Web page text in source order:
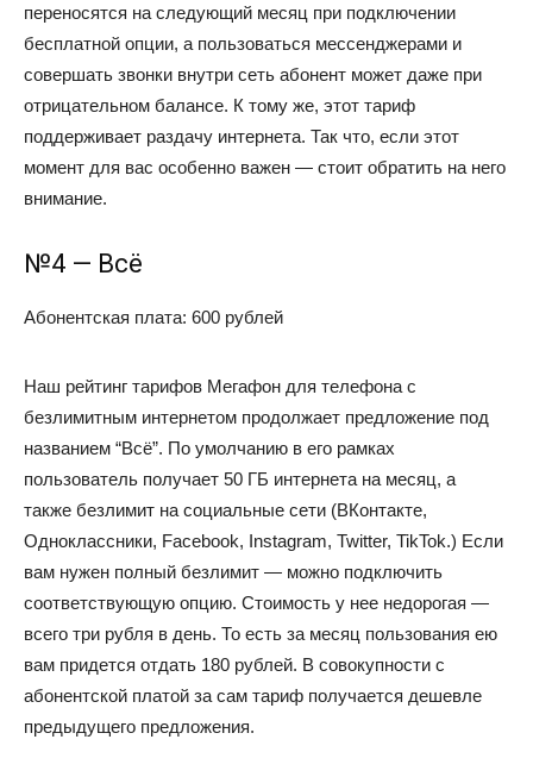
переносятся на следующий месяц при подключении
бесплатной опции, а пользоваться мессенджерами и
совершать звонки внутри сеть абонент может даже при
отрицательном балансе. К тому же, этот тариф
поддерживает раздачу интернета. Так что, если этот
момент для вас особенно важен — стоит обратить на него
внимание.
№4 — Всё
Абонентская плата: 600 рублей
Наш рейтинг тарифов Мегафон для телефона с
безлимитным интернетом продолжает предложение под
названием “Всё”. По умолчанию в его рамках
пользователь получает 50 ГБ интернета на месяц, а
также безлимит на социальные сети (ВКонтакте,
Одноклассники, Facebook, Instagram, Twitter, TikTok.) Если
вам нужен полный безлимит — можно подключить
соответствующую опцию. Стоимость у нее недорогая —
всего три рубля в день. То есть за месяц пользования ею
вам придется отдать 180 рублей. В совокупности с
абонентской платой за сам тариф получается дешевле
предыдущего предложения.